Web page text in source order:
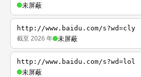
未屏蔽
http://www.baidu.com/s?wd=cly
截至 2026 年 未屏蔽
http://www.baidu.com/s?wd=lol
未屏蔽